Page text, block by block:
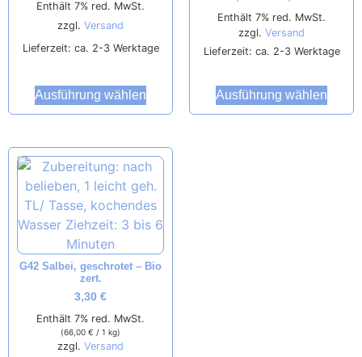
Enthält 7% red. MwSt.
zzgl. Versand
Lieferzeit: ca. 2-3 Werktage
Ausführung wählen
Enthält 7% red. MwSt.
zzgl. Versand
Lieferzeit: ca. 2-3 Werktage
Ausführung wählen
G42 Salbei, geschrotet – Bio
zert.
3,30 €
Enthält 7% red. MwSt.
(66,00 € / 1 kg)
zzgl. Versand